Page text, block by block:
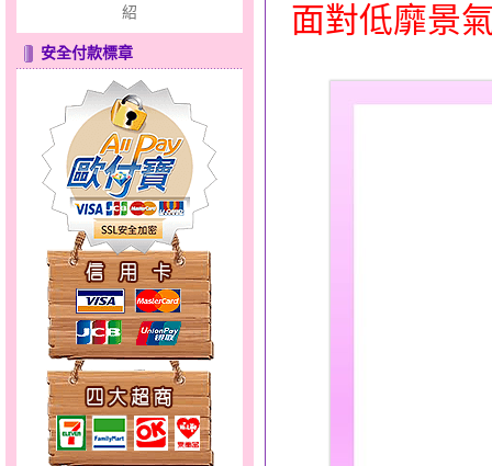
心之舞～金銀鋼套鍊
只愛你～男黃金戒指
紹
安全付款標章
面對低靡景